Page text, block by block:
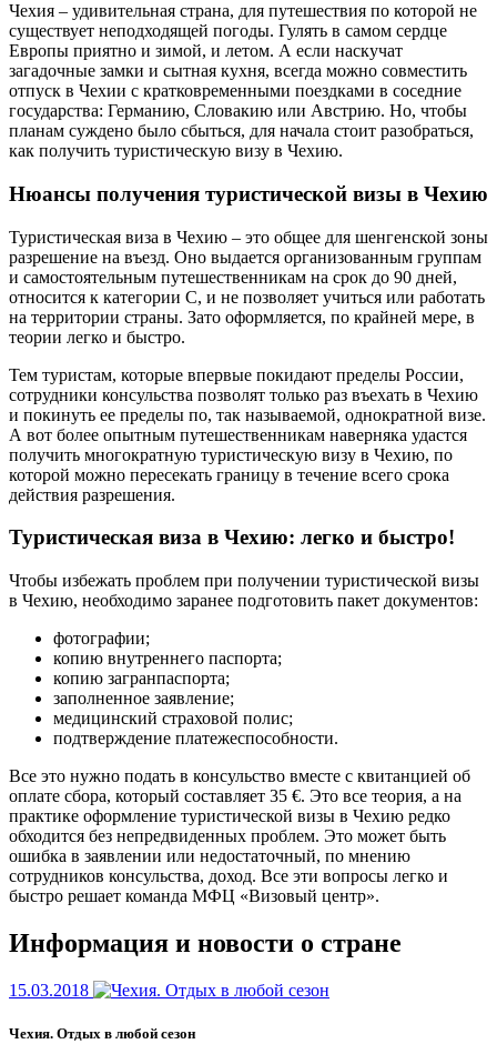
Чехия – удивительная страна, для путешествия по которой не
существует неподходящей погоды. Гулять в самом сердце
Европы приятно и зимой, и летом. А если наскучат
загадочные замки и сытная кухня, всегда можно совместить
отпуск в Чехии с кратковременными поездками в соседние
государства: Германию, Словакию или Австрию. Но, чтобы
планам суждено было сбыться, для начала стоит разобраться,
как получить туристическую визу в Чехию.
Нюансы получения туристической визы в Чехию
Туристическая виза в Чехию – это общее для шенгенской зоны
разрешение на въезд. Оно выдается организованным группам
и самостоятельным путешественникам на срок до 90 дней,
относится к категории С, и не позволяет учиться или работать
на территории страны. Зато оформляется, по крайней мере, в
теории легко и быстро.
Тем туристам, которые впервые покидают пределы России,
сотрудники консульства позволят только раз въехать в Чехию
и покинуть ее пределы по, так называемой, однократной визе.
А вот более опытным путешественникам наверняка удастся
получить многократную туристическую визу в Чехию, по
которой можно пересекать границу в течение всего срока
действия разрешения.
Туристическая виза в Чехию: легко и быстро!
Чтобы избежать проблем при получении туристической визы
в Чехию, необходимо заранее подготовить пакет документов:
фотографии;
копию внутреннего паспорта;
копию загранпаспорта;
заполненное заявление;
медицинский страховой полис;
подтверждение платежеспособности.
Все это нужно подать в консульство вместе с квитанцией об
оплате сбора, который составляет 35 €. Это все теория, а на
практике оформление туристической визы в Чехию редко
обходится без непредвиденных проблем. Это может быть
ошибка в заявлении или недостаточный, по мнению
сотрудников консульства, доход. Все эти вопросы легко и
быстро решает команда МФЦ «Визовый центр».
Информация и новости о стране
15.03.2018
Чехия. Отдых в любой сезон